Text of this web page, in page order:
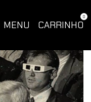
MENU CARRINHO
0